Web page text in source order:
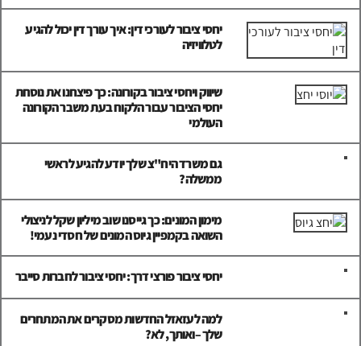
יחסי ציבור לעורכי דין: איך עורך דין יכול להגיע
לטלוויזיה
שיווק ויחסי ציבור בקורונה: כך פיצחנו את נוסחת
יחסי הציבור עבור הלקוח בעת משבר הקורונה
העולמי
גם משרד היח"צ שלך יודע להגיע לראשי
ממשלה?
מימון המונים: כך גייסנו שוב מיליון שקל לניצולי
השואה בקמפיין גיוס המונים של חסדי נעמי!
יחסי ציבור פורצי דרך: יחסי ציבור לחברות סייבר
למה לעזאזל החדשות מסקרים את המתחרים
שלך –ואותך, לא?